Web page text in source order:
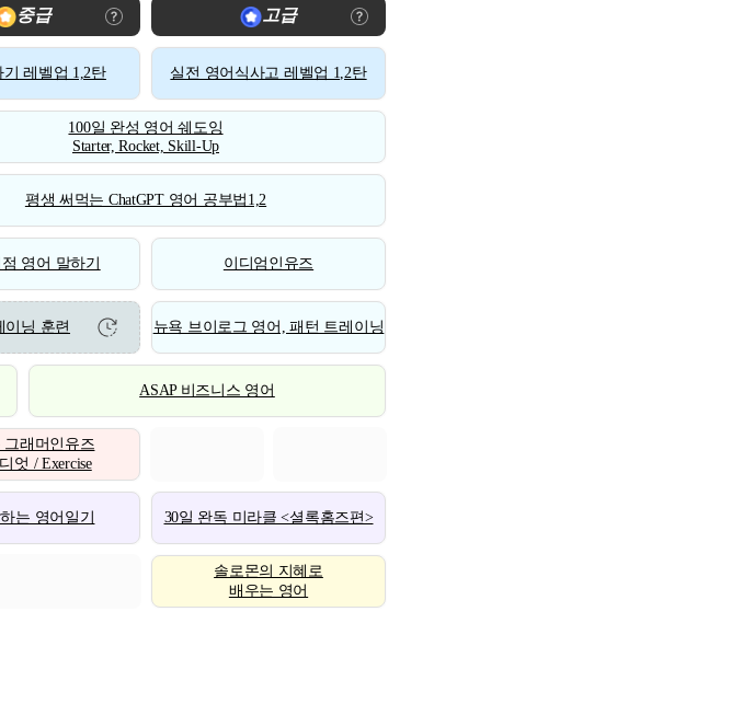
중급 고급
기 레벨업 1,2탄 실전 영어식사고 레벨업 1,2탄
100일 완성 영어 쉐도잉
Starter, Rocket, Skill-Up
평생 써먹는 ChatGPT 영어 공부법1,2
영어 말하기 이디엄인유즈
이닝 훈련 뉴욕 브이로그 영어, 패턴 트레이닝
ASAP 비즈니스 영어
그래머인유즈
엇 / Exercise
는 영어일기 30일 완독 미라클 <셜록홈즈편>
솔로몬의 지혜로
배우는 영어